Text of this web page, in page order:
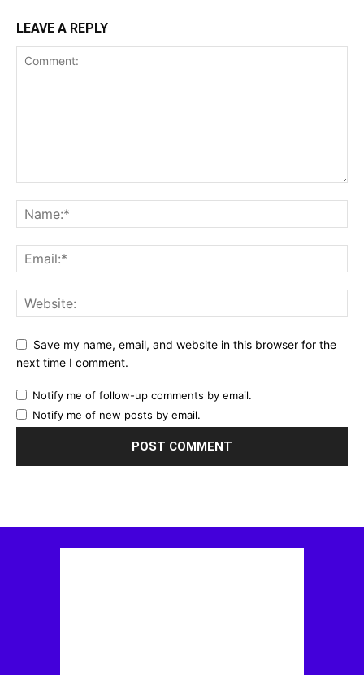
LEAVE A REPLY
Save my name, email, and website in this browser for the
next time I comment.
Notify me of follow-up comments by email.
Notify me of new posts by email.